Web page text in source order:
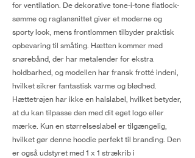
for ventilation. De dekorative tone-i-tone flatlock-
sømme og raglansnittet giver et moderne og
sporty look, mens frontlommen tilbyder praktisk
opbevaring til småting. Hætten kommer med
snørebånd, der har metalender for ekstra
holdbarhed, og modellen har fransk frotté indeni,
hvilket sikrer fantastisk varme og blødhed.
Hættetrøjen har ikke en halslabel, hvilket betyder,
at du kan tilpasse den med dit eget logo eller
mærke. Kun en størrelseslabel er tilgængelig,
hvilket gør denne hoodie perfekt til branding. Den
er også udstyret med 1 x 1 strækrib i